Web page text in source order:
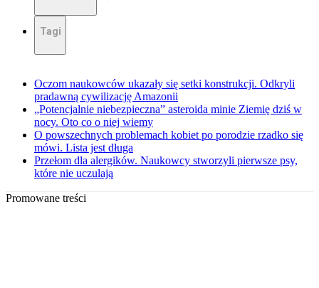
Tagi
Oczom naukowców ukazały się setki konstrukcji. Odkryli
pradawną cywilizację Amazonii
„Potencjalnie niebezpieczna” asteroida minie Ziemię dziś w
nocy. Oto co o niej wiemy
O powszechnych problemach kobiet po porodzie rzadko się
mówi. Lista jest długa
Przełom dla alergików. Naukowcy stworzyli pierwsze psy,
które nie uczulają
Promowane treści